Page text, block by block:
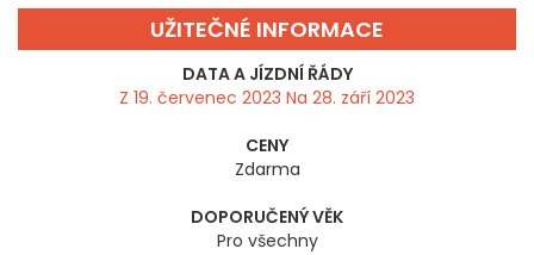
UŽITEČNÉ INFORMACE
DATA A JÍZDNÍ ŘÁDY
Z 19. červenec 2023 Na 28. září 2023
CENY
Zdarma
DOPORUČENÝ VĚK
Pro všechny